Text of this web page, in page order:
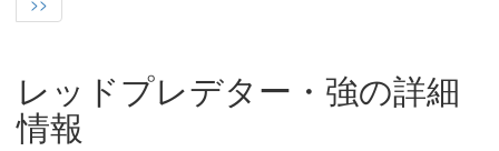
レッドプレデター・強の詳細
情報